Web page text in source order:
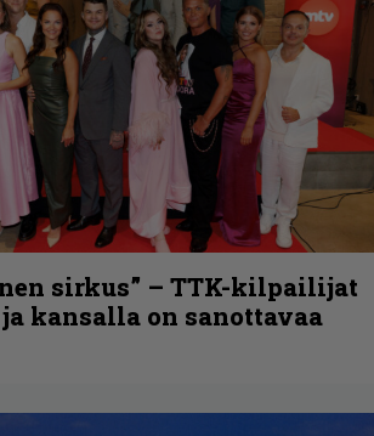
sirkus” – TTK-kilpailijat
kansalla on sanottavaa